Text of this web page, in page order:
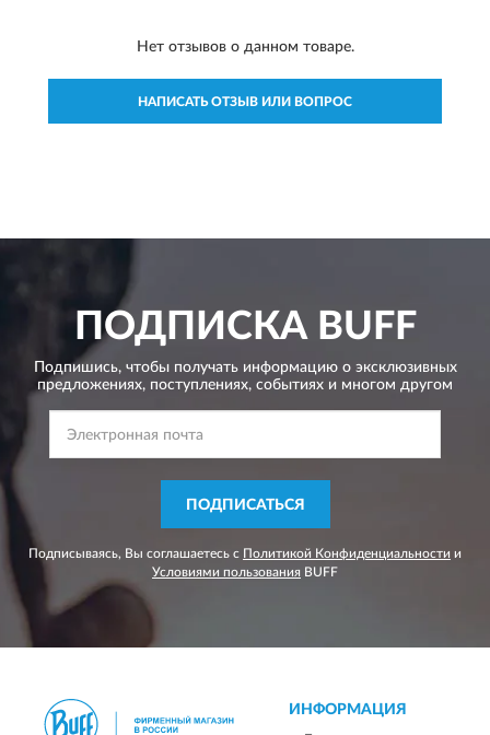
Нет отзывов о данном товаре.
НАПИСАТЬ ОТЗЫВ ИЛИ ВОПРОС
ПОДПИСКАBUFF
Подпишись, чтобы получать информацию о эксклюзивных
предложениях, поступлениях, событиях и многом другом
ПОДПИСАТЬСЯ
Подписываясь, Вы соглашаетесь с Политикой Конфиденциальности и
Условиями пользования BUFF
ИНФОРМАЦИЯ